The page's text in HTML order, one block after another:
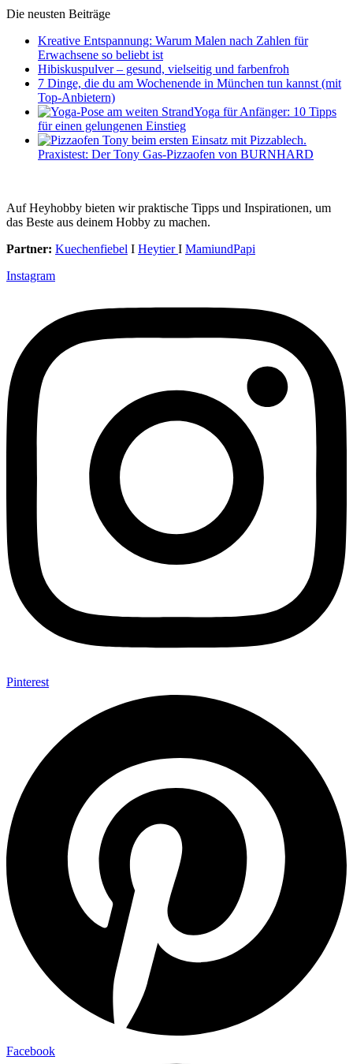
Die neusten Beiträge
Kreative Entspannung: Warum Malen nach Zahlen für
Erwachsene so beliebt ist
Hibiskuspulver – gesund, vielseitig und farbenfroh
7 Dinge, die du am Wochenende in München tun kannst (mit
Top-Anbietern)
Yoga für Anfänger: 10 Tipps
für einen gelungenen Einstieg
Praxistest: Der Tony Gas-Pizzaofen von BURNHARD
Auf Heyhobby bieten wir praktische Tipps und Inspirationen, um
das Beste aus deinem Hobby zu machen.
Partner: Kuechenfiebel I HeytierI MamiundPapi
Instagram
Pinterest
Facebook